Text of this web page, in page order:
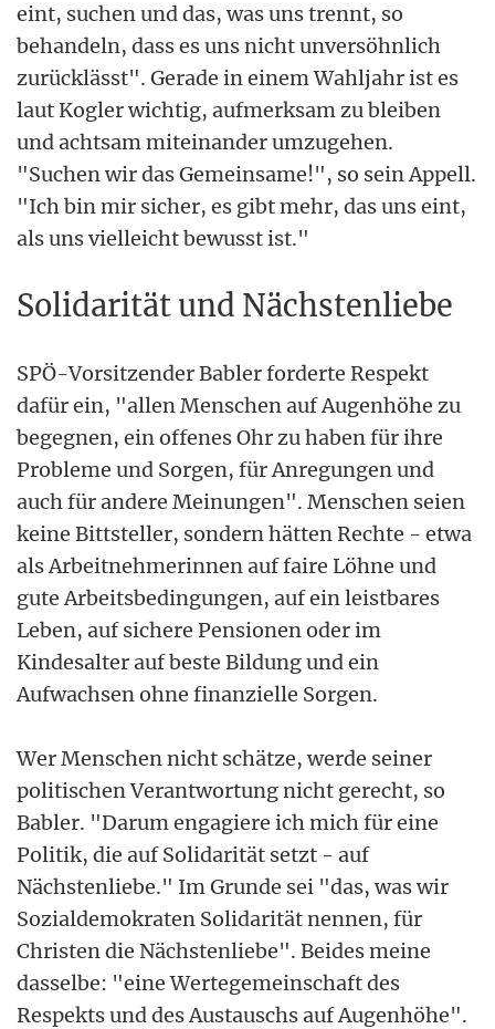
eint, suchen und das, was uns trennt, so
behandeln, dass es uns nicht unversöhnlich
zurücklässt". Gerade in einem Wahljahr ist es
laut Kogler wichtig, aufmerksam zu bleiben
und achtsam miteinander umzugehen.
"Suchen wir das Gemeinsame!", so sein Appell.
"Ich bin mir sicher, es gibt mehr, das uns eint,
als uns vielleicht bewusst ist."
Solidarität und Nächstenliebe
SPÖ-Vorsitzender Babler forderte Respekt
dafür ein, "allen Menschen auf Augenhöhe zu
begegnen, ein offenes Ohr zu haben für ihre
Probleme und Sorgen, für Anregungen und
auch für andere Meinungen". Menschen seien
keine Bittsteller, sondern hätten Rechte - etwa
als Arbeitnehmerinnen auf faire Löhne und
gute Arbeitsbedingungen, auf ein leistbares
Leben, auf sichere Pensionen oder im
Kindesalter auf beste Bildung und ein
Aufwachsen ohne finanzielle Sorgen.
Wer Menschen nicht schätze, werde seiner
politischen Verantwortung nicht gerecht, so
Babler. "Darum engagiere ich mich für eine
Politik, die auf Solidarität setzt - auf
Nächstenliebe." Im Grunde sei "das, was wir
Sozialdemokraten Solidarität nennen, für
Christen die Nächstenliebe". Beides meine
dasselbe: "eine Wertegemeinschaft des
Respekts und des Austauschs auf Augenhöhe".